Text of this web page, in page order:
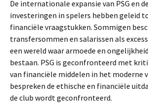
De internationale expansie van PSG en
investeringen in spelers hebben geleid
financiële vraagstukken. Sommigen
transfersommen en salarissen als
een wereld waar armoede en
bestaan. PSG is geconfronteerd met
van financiële middelen in het moderne
bespreken de ethische en financiële
de club wordt geconfronteerd.